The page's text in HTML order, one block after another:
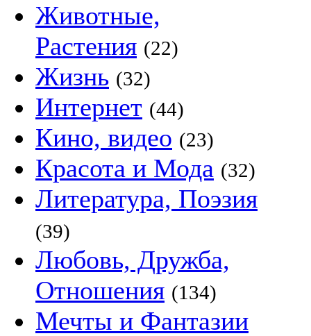
Животные,
Растения (22)
Жизнь (32)
Интернет (44)
Кино, видео (23)
Красота и Мода (32)
Литература, Поэзия
(39)
Любовь, Дружба,
Отношения (134)
Мечты и Фантазии